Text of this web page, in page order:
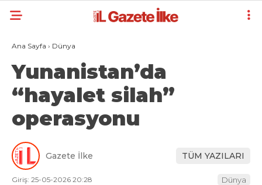
Ana Sayfa › Dünya
Yunanistan’da
“hayalet silah”
operasyonu
Gazete İlke TÜM YAZILARI
Giriş: 25-05-2026 20:28
Dünya